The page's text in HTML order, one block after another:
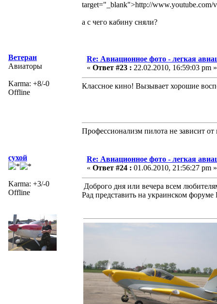
target="_blank">http://
а с чего кабину сняли?
Ветеран
Авиаторы
Karma: +8/-0
Offline
Re: Авиационное фото - легкая
« Ответ #23 : 22.02.2010, 16:59:03 pm »
Классное кино! Вызывает хорошие
Профессионализм пилота не зависит
сухой
Karma: +3/-0
Offline
Re: Авиационное фото - легкая
« Ответ #24 : 01.06.2010, 21:56:27 pm »
Доброго дня или вечера всем
Рад представить на украинском форуме